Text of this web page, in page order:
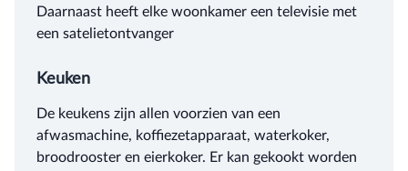
Daarnaast heeft elke woonkamer een televisie met
een satelietontvanger
Keuken
De keukens zijn allen voorzien van een
afwasmachine, koffiezetapparaat, waterkoker,
broodrooster en eierkoker. Er kan gekookt worden